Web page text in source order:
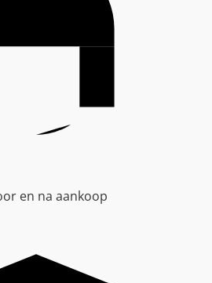
en na aankoop